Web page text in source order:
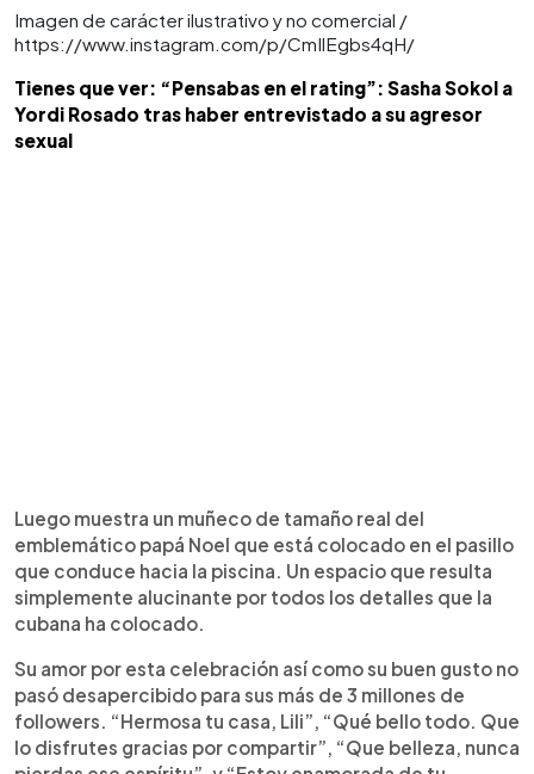
Imagen de carácter ilustrativo y no comercial /
https://www.instagram.com/p/CmIlEgbs4qH/
Tienes que ver: “Pensabas en el rating”: Sasha Sokol a
Yordi Rosado tras haber entrevistado a su agresor
sexual
Luego muestra un muñeco de tamaño real del
emblemático papá Noel que está colocado en el pasillo
que conduce hacia la piscina. Un espacio que resulta
simplemente alucinante por todos los detalles que la
cubana ha colocado.
Su amor por esta celebración así como su buen gusto no
pasó desapercibido para sus más de 3 millones de
followers. “Hermosa tu casa, Lili”, “Qué bello todo. Que
lo disfrutes gracias por compartir”, “Que belleza, nunca